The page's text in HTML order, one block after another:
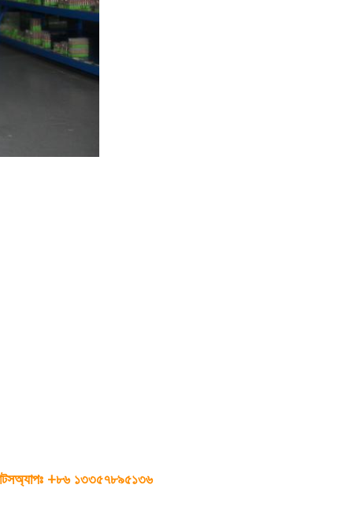
+৮৬ ১৩৩৫৭৮৯৫১৩৬